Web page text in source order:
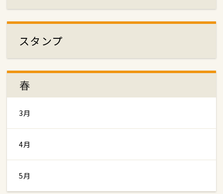
スタンプ
春
3月
4月
5月